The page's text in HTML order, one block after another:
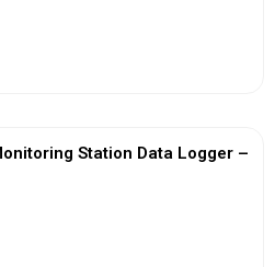
Station Data Logger –